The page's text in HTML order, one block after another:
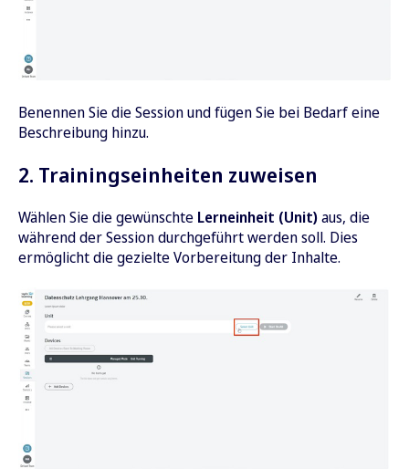
Benennen Sie die Session und fügen Sie bei Bedarf eine
Beschreibung hinzu.
2. Trainingseinheiten zuweisen
Wählen Sie die gewünschte Lerneinheit (Unit)aus, die
während der Session durchgeführt werden soll. Dies
ermöglicht die gezielte Vorbereitung der Inhalte.